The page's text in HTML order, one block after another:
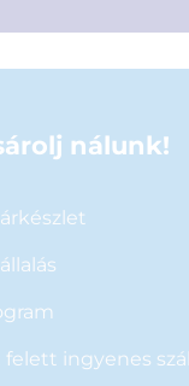
nálunk!
felett ingyenes